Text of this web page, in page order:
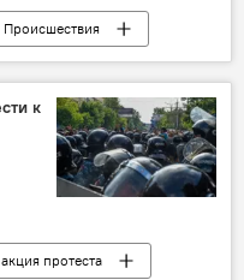
Происшествия
кризис
ЕС
к
акция протеста